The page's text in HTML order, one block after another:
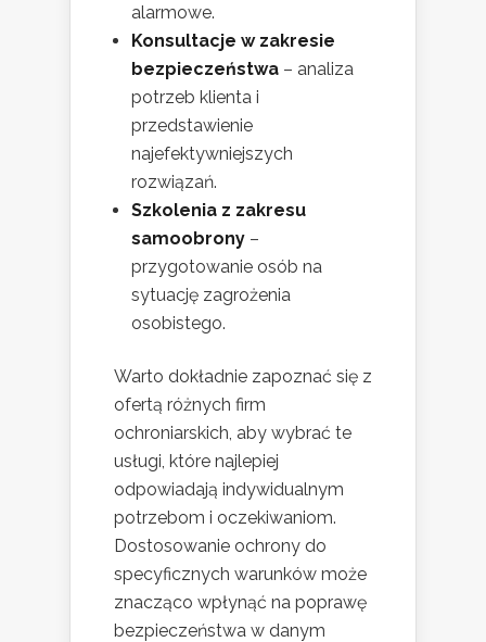
alarmowe.
Konsultacje w zakresie
bezpieczeństwa – analiza
potrzeb klienta i
przedstawienie
najefektywniejszych
rozwiązań.
Szkolenia z zakresu
samoobrony –
przygotowanie osób na
sytuację zagrożenia
osobistego.
Warto dokładnie zapoznać się z
ofertą różnych firm
ochroniarskich, aby wybrać te
usługi, które najlepiej
odpowiadają indywidualnym
potrzebom i oczekiwaniom.
Dostosowanie ochrony do
specyficznych warunków może
znacząco wpłynąć na poprawę
bezpieczeństwa w danym